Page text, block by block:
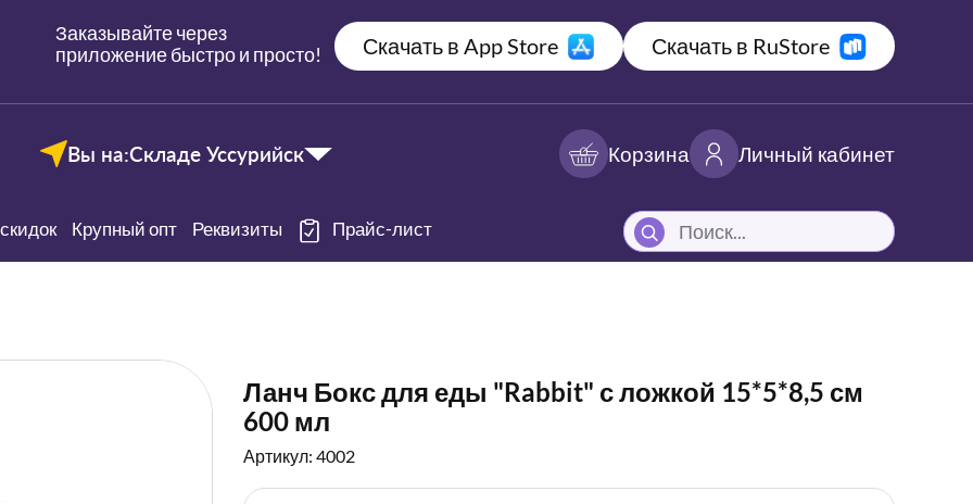
Заказывайте через
приложение быстро и просто!
Скачать в App Store Скачать в RuStore
Вы на:Складе Уссурийск Корзина Личный кабинет
Крупный опт Реквизиты Прайс-лист
Ланч Бокс для еды "Rabbit" с ложкой 15*5*8,5 см
600 мл
Артикул: 4002